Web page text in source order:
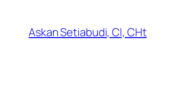
konten
Askan Setiabudi, CI, CHt